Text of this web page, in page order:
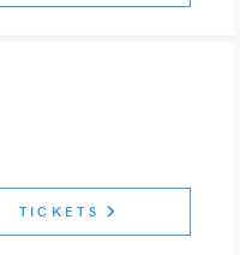
TICKETS